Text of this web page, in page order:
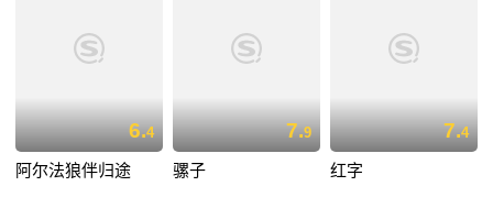
6.4
阿尔法狼伴归途
7.9
骡子
7.4
红字